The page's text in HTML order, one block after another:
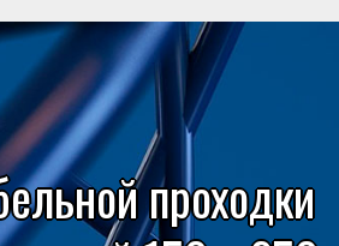
проходки